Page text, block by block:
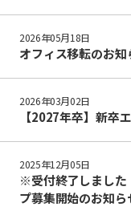
オフィス移転のお知
2026年05月18日
【2027年卒】新卒
2026年03月02日
※受付終了しました
プ募集開始のお知ら
2025年12月05日